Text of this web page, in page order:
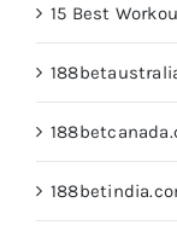
15 Best